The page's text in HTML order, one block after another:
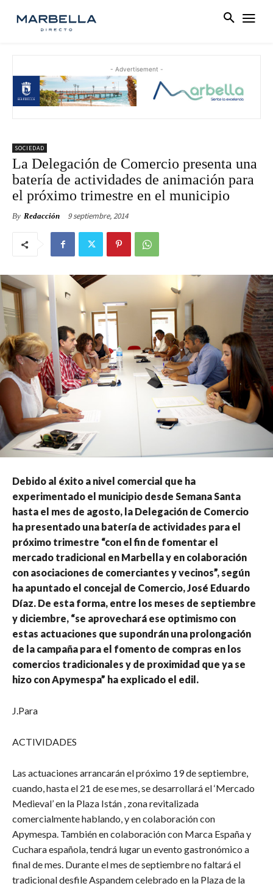
- Advertisement -
SOCIEDAD
La Delegación de Comercio presenta una
batería de actividades de animación para
el próximo trimestre en el municipio
By Redacción 9 septiembre, 2014
Debido al éxito a nivel comercial que ha
experimentado el municipio desde Semana Santa
hasta el mes de agosto, la Delegación de Comercio
ha presentado una batería de actividades para el
próximo trimestre “con el fin de fomentar el
mercado tradicional en Marbella y en colaboración
con asociaciones de comerciantes y vecinos”, según
ha apuntado el concejal de Comercio, José Eduardo
Díaz. De esta forma, entre los meses de septiembre
y diciembre, “se aprovechará ese optimismo con
estas actuaciones que supondrán una prolongación
de la campaña para el fomento de compras en los
comercios tradicionales y de proximidad que ya se
hizo con Apymespa” ha explicado el edil.
J.Para
ACTIVIDADES
Las actuaciones arrancarán el próximo 19 de septiembre,
cuando, hasta el 21 de ese mes, se desarrollará el ‘Mercado
Medieval’ en la Plaza Istán , zona revitalizada
comercialmente hablando, y en colaboración con
Apymespa. También en colaboración con Marca España y
Cuchara española, tendrá lugar un evento gastronómico a
final de mes. Durante el mes de septiembre no faltará el
tradicional desfile Aspandem celebrado en la Plaza de la